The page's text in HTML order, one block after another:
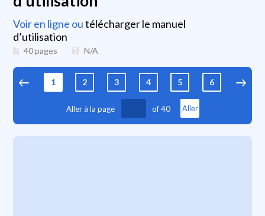
Voir en ligne outélécharger le manuel
d’utilisation
40 pages N/A
1 2 3 4 5 6 7
Aller à la page of40 Aller